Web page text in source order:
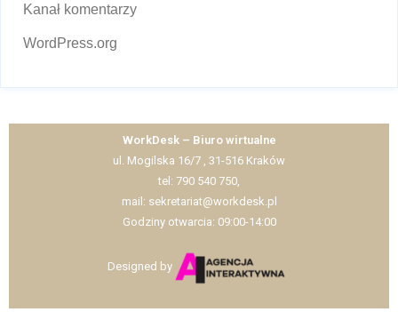
Kanał komentarzy
WordPress.org
WorkDesk – Biuro wirtualne
ul. Mogilska 16/7 , 31-516 Kraków
tel: 790 540 750,
mail: sekretariat@workdesk.pl
Godziny otwarcia: 09:00-14:00
Designed by